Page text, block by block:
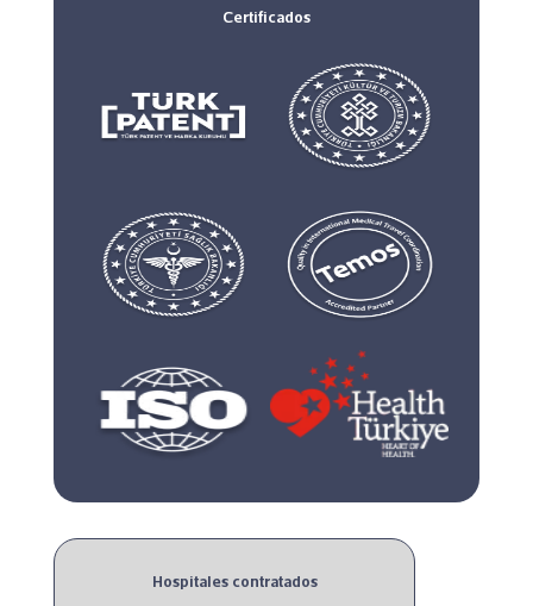
Hospitales contratados
Certificados